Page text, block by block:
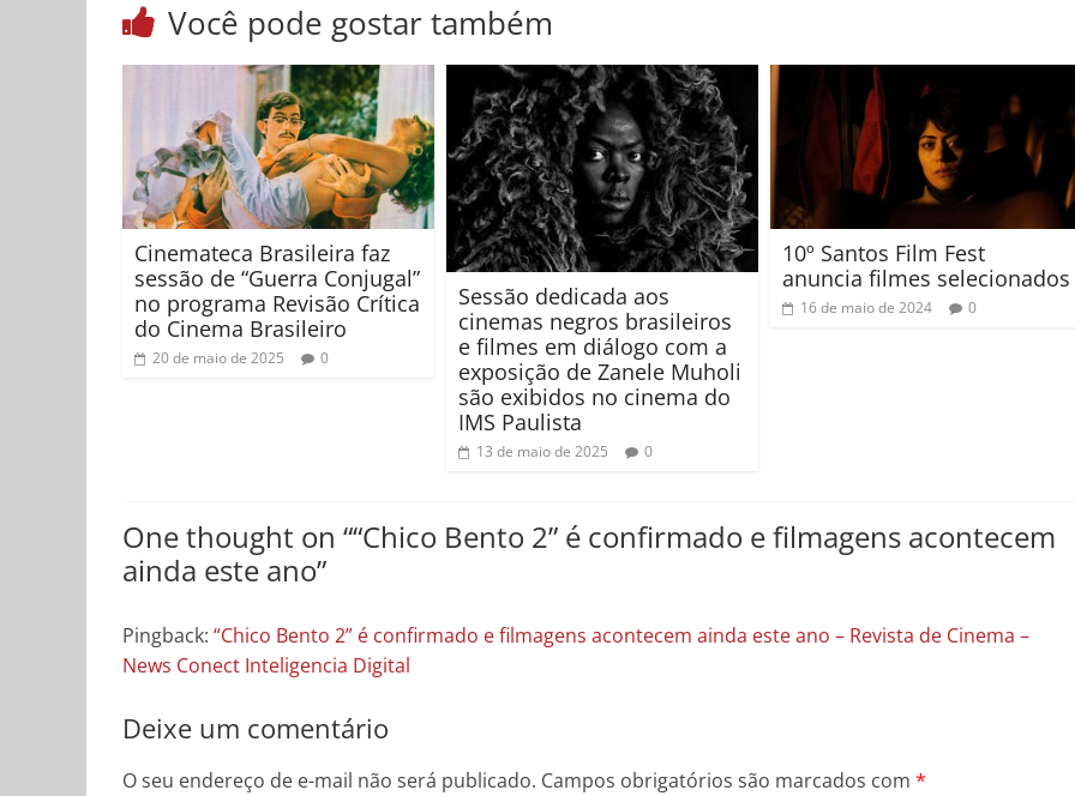
Você pode gostar também
Cinemateca Brasileira faz
sessão de “Guerra Conjugal”
no programa Revisão Crítica
do Cinema Brasileiro
20 de maio de 2025 0
Sessão dedicada aos
cinemas negros brasileiros
e filmes em diálogo com a
exposição de Zanele Muholi
são exibidos no cinema do
IMS Paulista
13 de maio de 2025 0
10º Santos Film Fest
anuncia filmes selecionados
16 de maio de 2024 0
One thought on ““Chico Bento 2” é confirmado e filmagens acontecem
ainda este ano”
Pingback: “Chico Bento 2” é confirmado e filmagens acontecem ainda este ano – Revista de Cinema –
News Conect Inteligencia Digital
Deixe um comentário
O seu endereço de e-mail não será publicado. Campos obrigatórios são marcados com *